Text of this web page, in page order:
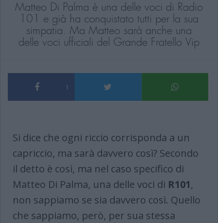
Matteo Di Palma è una delle voci di Radio
101 e già ha conquistato tutti per la sua
simpatia. Ma Matteo sarà anche una
delle voci ufficiali del Grande Fratello Vip
1
Si dice che ogni riccio corrisponda a un
capriccio, ma sarà davvero così? Secondo
il detto è così, ma nel caso specifico di
Matteo Di Palma, una delle voci di R101,
non sappiamo se sia davvero così. Quello
che sappiamo, però, per sua stessa